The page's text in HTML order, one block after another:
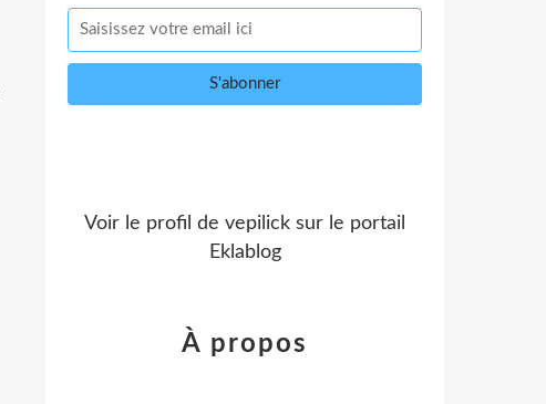
Voir le profil de vepilick sur le portail
Eklablog
À propos